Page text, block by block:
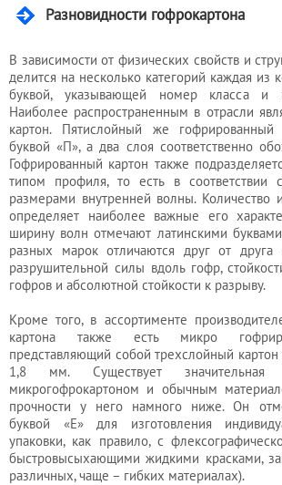
Разновидности гофрокартона
В зависимости от физических свойств и
делится на несколько категорий каждая из
буквой, указывающей номер класса и
Наиболее распространенным в отрасли
картон. Пятислойный же гофрированный
буквой «П», а два слоя соответственно
Гофрированный картон также
типом профиля, то есть в соответствии
размерами внутренней волны. Количество
определяет наиболее важные его
ширину волн отмечают латинскими
разных марок отличаются друг от друга
разрушительной силы вдоль гофр,
гофров и абсолютной стойкости к разрыву.
Кроме того, в ассортименте
картона также есть микро
представляющий собой трехслойный
1,8 мм. Существует
микрогофрокартоном и обычным
прочности у него намного ниже. Он
буквой «Е» для изготовления
упаковки, как правило, с
быстровысыхающими жидкими красками,
различных, чаще – гибких материалах).